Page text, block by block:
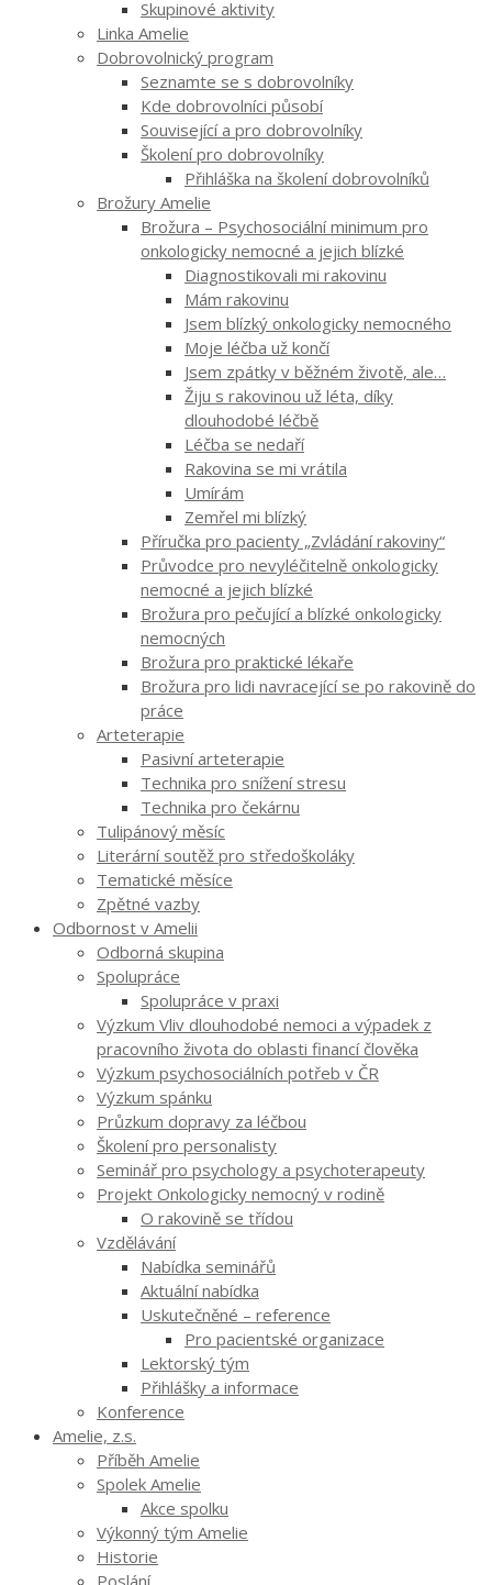
Skupinové aktivity
Linka Amelie
Dobrovolnický program
Seznamte se s dobrovolníky
Kde dobrovolníci působí
Související a pro dobrovolníky
Školení pro dobrovolníky
Přihláška na školení dobrovolníků
Brožury Amelie
Brožura – Psychosociální minimum pro
onkologicky nemocné a jejich blízké
Diagnostikovali mi rakovinu
Mám rakovinu
Jsem blízký onkologicky nemocného
Moje léčba už končí
Jsem zpátky v běžném životě, ale…
Žiju s rakovinou už léta, díky
dlouhodobé léčbě
Léčba se nedaří
Rakovina se mi vrátila
Umírám
Zemřel mi blízký
Příručka pro pacienty „Zvládání rakoviny“
Průvodce pro nevyléčitelně onkologicky
nemocné a jejich blízké
Brožura pro pečující a blízké onkologicky
nemocných
Brožura pro praktické lékaře
Brožura pro lidi navracející se po rakovině do
práce
Arteterapie
Pasivní arteterapie
Technika pro snížení stresu
Technika pro čekárnu
Tulipánový měsíc
Literární soutěž pro středoškoláky
Tematické měsíce
Zpětné vazby
Odbornost v Amelii
Odborná skupina
Spolupráce
Spolupráce v praxi
Výzkum Vliv dlouhodobé nemoci a výpadek z
pracovního života do oblasti financí člověka
Výzkum psychosociálních potřeb v ČR
Výzkum spánku
Průzkum dopravy za léčbou
Školení pro personalisty
Seminář pro psychology a psychoterapeuty
Projekt Onkologicky nemocný v rodině
O rakovině se třídou
Vzdělávání
Nabídka seminářů
Aktuální nabídka
Uskutečněné – reference
Pro pacientské organizace
Lektorský tým
Přihlášky a informace
Konference
Amelie, z.s.
Příběh Amelie
Spolek Amelie
Akce spolku
Výkonný tým Amelie
Historie
Poslání